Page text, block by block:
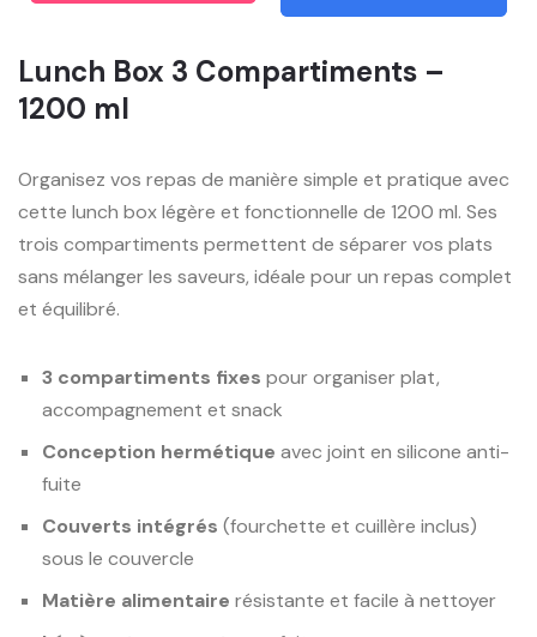
Lunch Box 3 Compartiments –
1200 ml
Organisez vos repas de manière simple et pratique avec
cette lunch box légère et fonctionnelle de 1200 ml. Ses
trois compartiments permettent de séparer vos plats
sans mélanger les saveurs, idéale pour un repas complet
et équilibré.
3 compartiments fixes pour organiser plat,
accompagnement et snack
Conception hermétique avec joint en silicone anti-
fuite
Couverts intégrés (fourchette et cuillère inclus)
sous le couvercle
Matière alimentaire résistante et facile à nettoyer